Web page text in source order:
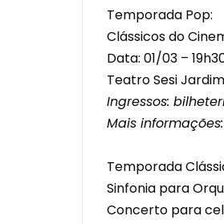
Temporada Pop:
Clássicos do
Data: 01/03 –
Teatro Sesi
Ingressos:
Mais
Temporada
Sinfonia para
Concerto para